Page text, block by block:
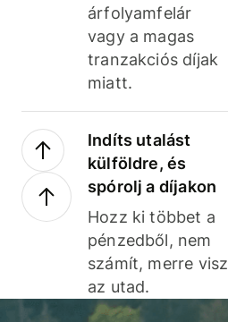
árfolyamfelár
vagy a magas
tranzakciós díjak
miatt.
Indíts utalást
külföldre, és
spórolj a díjakon
Hozz ki többet a
pénzedből, nem
számít, merre visz
az utad.